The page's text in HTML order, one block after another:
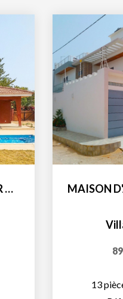
VILLA AVEC PISCINE SUR GRAND TERRAIN ARBORE EN BAIL DANS...
13